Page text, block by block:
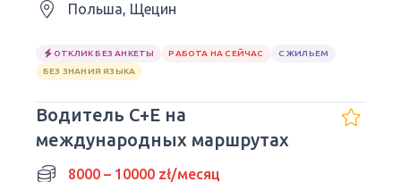
Польша, Щецин
ОТКЛИК БЕЗ АНКЕТЫ РАБОТА НА СЕЙЧАС
С ЖИЛЬЕМ
БЕЗ ЗНАНИЯ ЯЗЫКА
Водитель C+E на
международных маршрутах
8000 – 10000 zł/месяц